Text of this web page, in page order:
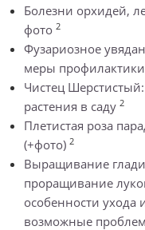
Болезни орхидей,
фото 2
Фузариозное
меры профилактики
Чистец
растения в саду 2
Плетистая роза
(+фото) 2
Выращивание
проращивание
особенности ухода
возможные